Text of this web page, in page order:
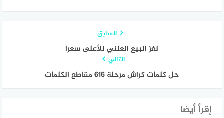
السابق
لغز البيع العلني للأعلى سعرا
التالي
حل كلمات كراش مرحلة ٦١٦ مقاطع الكلمات
إقرأ أيضا